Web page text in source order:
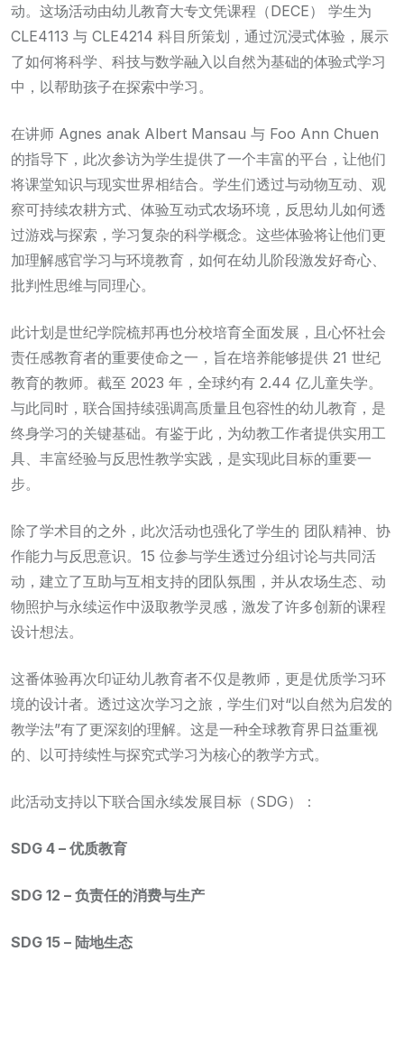
动。这场活动由幼儿教育大专文凭课程（DECE） 学生为
CLE4113 与 CLE4214 科目所策划，通过沉浸式体验，展示
了如何将科学、科技与数学融入以自然为基础的体验式学习
中，以帮助孩子在探索中学习。
在讲师 Agnes anak Albert Mansau 与 Foo Ann Chuen
的指导下，此次参访为学生提供了一个丰富的平台，让他们
将课堂知识与现实世界相结合。学生们透过与动物互动、观
察可持续农耕方式、体验互动式农场环境，反思幼儿如何透
过游戏与探索，学习复杂的科学概念。这些体验将让他们更
加理解感官学习与环境教育，如何在幼儿阶段激发好奇心、
批判性思维与同理心。
此计划是世纪学院梳邦再也分校培育全面发展，且心怀社会
责任感教育者的重要使命之一，旨在培养能够提供 21 世纪
教育的教师。截至 2023 年，全球约有 2.44 亿儿童失学。
与此同时，联合国持续强调高质量且包容性的幼儿教育，是
终身学习的关键基础。有鉴于此，为幼教工作者提供实用工
具、丰富经验与反思性教学实践，是实现此目标的重要一
步。
除了学术目的之外，此次活动也强化了学生的 团队精神、协
作能力与反思意识。15 位参与学生透过分组讨论与共同活
动，建立了互助与互相支持的团队氛围，并从农场生态、动
物照护与永续运作中汲取教学灵感，激发了许多创新的课程
设计想法。
这番体验再次印证幼儿教育者不仅是教师，更是优质学习环
境的设计者。透过这次学习之旅，学生们对“以自然为启发的
教学法”有了更深刻的理解。这是一种全球教育界日益重视
的、以可持续性与探究式学习为核心的教学方式。
此活动支持以下联合国永续发展目标（SDG）：
SDG 4 – 优质教育
SDG 12 – 负责任的消费与生产
SDG 15 – 陆地生态